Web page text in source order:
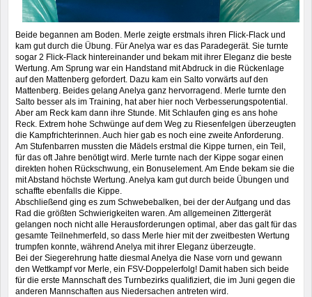
Beide begannen am Boden. Merle zeigte erstmals ihren Flick-Flack und
kam gut durch die Übung. Für Anelya war es das Paradegerät. Sie turnte
sogar 2 Flick-Flack hintereinander und bekam mit ihrer Eleganz die beste
Wertung. Am Sprung war ein Handstand mit Abdruck in die Rückenlage
auf den Mattenberg gefordert. Dazu kam ein Salto vorwärts auf den
Mattenberg. Beides gelang Anelya ganz hervorragend. Merle turnte den
Salto besser als im Training, hat aber hier noch Verbesserungspotential.
Aber am Reck kam dann ihre Stunde. Mit Schlaufen ging es ans hohe
Reck. Extrem hohe Schwünge auf dem Weg zu Riesenfelgen überzeugten
die Kampfrichterinnen. Auch hier gab es noch eine zweite Anforderung.
Am Stufenbarren mussten die Mädels erstmal die Kippe turnen, ein Teil,
für das oft Jahre benötigt wird. Merle turnte nach der Kippe sogar einen
direkten hohen Rückschwung, ein Bonuselement. Am Ende bekam sie die
mit Abstand höchste Wertung. Anelya kam gut durch beide Übungen und
schaffte ebenfalls die Kippe.
Abschließend ging es zum Schwebebalken, bei der der Aufgang und das
Rad die größten Schwierigkeiten waren. Am allgemeinen Zittergerät
gelangen noch nicht alle Herausforderungen optimal, aber das galt für das
gesamte Teilnehmerfeld, so dass Merle hier mit der zweitbesten Wertung
trumpfen konnte, während Anelya mit ihrer Eleganz überzeugte.
Bei der Siegerehrung hatte diesmal Anelya die Nase vorn und gewann
den Wettkampf vor Merle, ein FSV-Doppelerfolg! Damit haben sich beide
für die erste Mannschaft des Turnbezirks qualifiziert, die im Juni gegen die
anderen Mannschaften aus Niedersachen antreten wird.